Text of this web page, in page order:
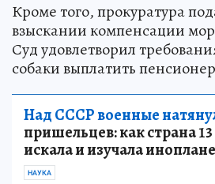
Кроме того, прокуратура
взыскании компенсации
Суд удовлетворил
собаки выплатить
Над СССР военные
пришельцев: как страна
искала и изучала
НАУКА